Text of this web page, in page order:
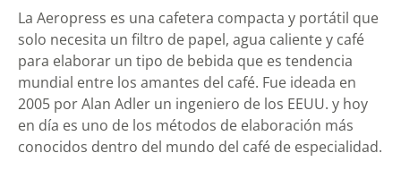
La Aeropress es una cafetera compacta y portátil que
solo necesita un filtro de papel, agua caliente y café
para elaborar un tipo de bebida que es tendencia
mundial entre los amantes del café. Fue ideada en
2005 por Alan Adler un ingeniero de los EEUU. y hoy
en día es uno de los métodos de elaboración más
conocidos dentro del mundo del café de especialidad.